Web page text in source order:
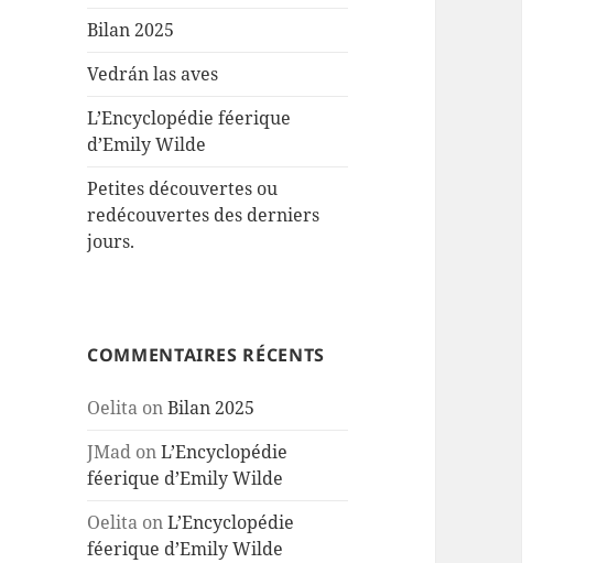
Bilan 2025
Vedrán las aves
L’Encyclopédie féerique
d’Emily Wilde
Petites découvertes ou
redécouvertes des derniers
jours.
COMMENTAIRES RÉCENTS
Oelita onBilan 2025
JMad onL’Encyclopédie
féerique d’Emily Wilde
Oelita onL’Encyclopédie
féerique d’Emily Wilde